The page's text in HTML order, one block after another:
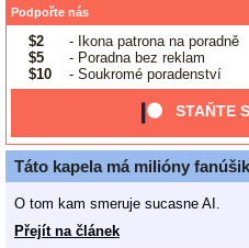
Podpořte nás
$2
- Ikona patrona na poradně
$5
- Poradna bez reklam
$10
- Soukromé poradenství
STAŇTE
Táto kapela má milióny
O tom kam smeruje sucasne AI.
Přejít na článek